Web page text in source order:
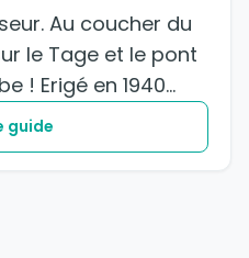
Au coucher du
le Tage et le pont
du 25 avril est superbe ! Erigé en 1940...
guide